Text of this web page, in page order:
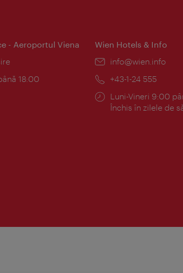
- Aeroportul Viena
18:00
Wien Hotels & Info
E-
info@wien.info
Telefon:
+43-1-24 555
Program:
Luni-Vineri 9:00
Închis în zilele de